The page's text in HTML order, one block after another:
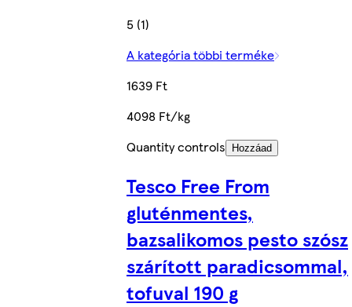
5 (1)
A kategória többi terméke
1639 Ft
4098 Ft/kg
Quantity controls
Hozzáad
Tesco Free From
gluténmentes,
bazsalikomos pesto szósz
szárított paradicsommal,
tofuval 190 g